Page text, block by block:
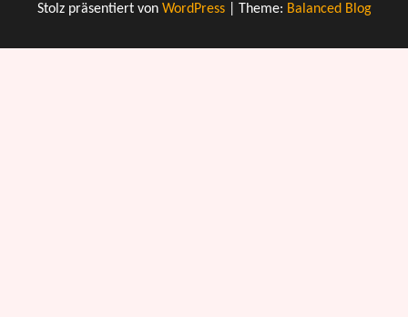
Stolz präsentiert von WordPress Theme: Balanced Blog